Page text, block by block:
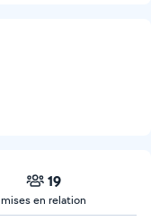
19
mises en relation